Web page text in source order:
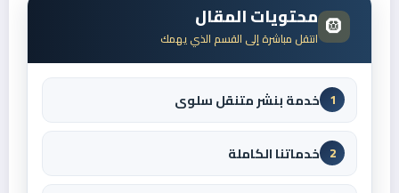
🛞 محتويات المقال
انتقل مباشرة إلى القسم الذي يهمك
1 خدمة بنشر متنقل سلوى
2 خدماتنا الكاملة